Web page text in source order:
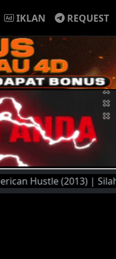
IKLAN REQUEST
Hustle (2013) |